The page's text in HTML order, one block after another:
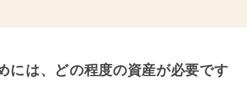
には、どの程度の資産が必要です